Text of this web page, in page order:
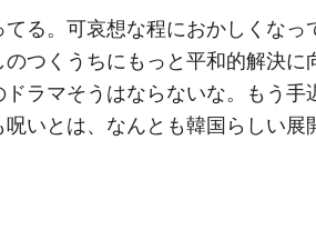
てる。可哀想な程におかしくなっ
のつくうちにもっと平和的解決に
ドラマそうはならないな。もう手
いとは、なんとも韓国らしい展